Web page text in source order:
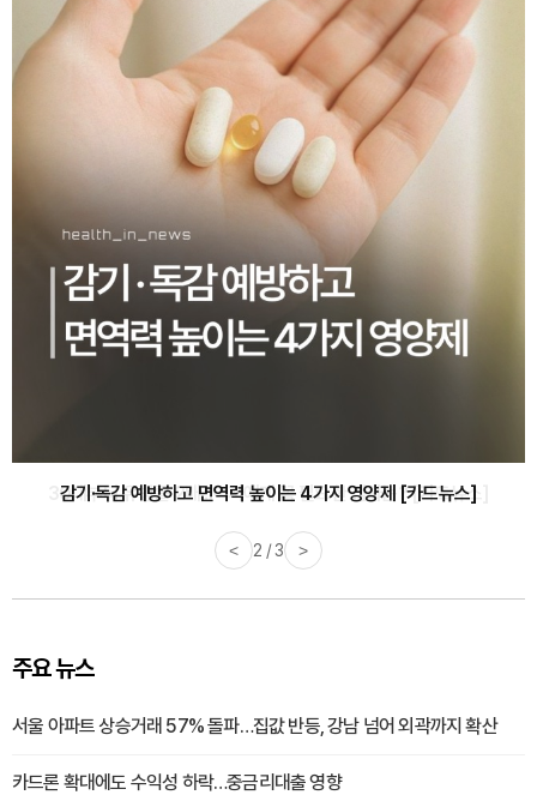
감기·독감 예방하고 면역력 높이는 4가지 영양제 [카드뉴스]
< 3 / 3 >
주요 뉴스
서울 아파트 상승거래 57% 돌파…집값 반등, 강남 넘어 외곽까지 확산
카드론 확대에도 수익성 하락…중금리대출 영향